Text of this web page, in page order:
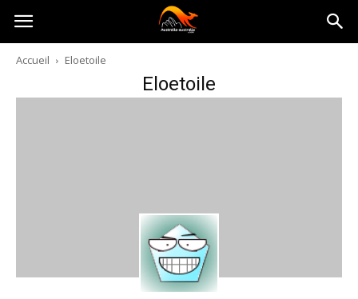
Australia-
australie.com
Accueil Eloetoile
Eloetoile